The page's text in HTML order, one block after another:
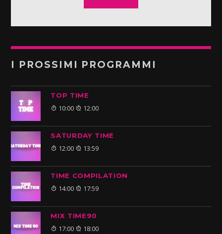
I PROSSIMI PROGRAMMI
TOP TIME
10:00 12:00
SATURDAY TIME
12:00 13:59
TIME COMPILATION
14:00 17:59
MIX TIME90
17:00 18:00